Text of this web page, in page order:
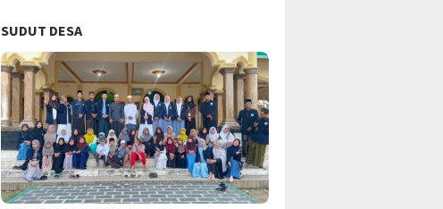
SUDUT DESA